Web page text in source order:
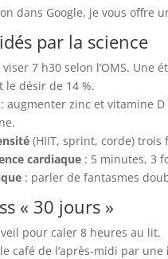
dans Google, je vous offre
par la science
viser 7 h30 selon l’OMS. Une
désir de 14 %.
: augmenter zinc et vitamine
(HIIT, sprint, corde) trois
cardiaque : 5 minutes, 3
: parler de fantasmes
« 30 jours »
pour caler 8 heures au lit.
café de l’après-midi par une